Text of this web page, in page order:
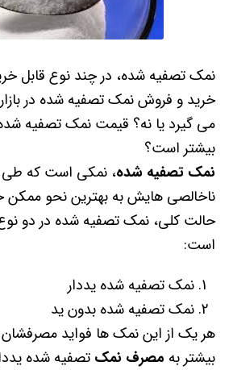
نمک تصفیه شده، در چند نوع قابل
خرید و فروش نمک تصفیه شده در
می گیرد یا نه؟ قیمت نمک تصفیه
بیشتر است؟
نمک تصفیه شده، نمکی است که طی
ناخالصی هایش به بهترین نحو
حالت کلی، نمک تصفیه شده در دو
است:
نمک تصفیه شده یددار
نمک تصفیه شده بدون ید
هر یک از این نمک ها فواید
بیشتر به مصرف نمک تصفیه شده